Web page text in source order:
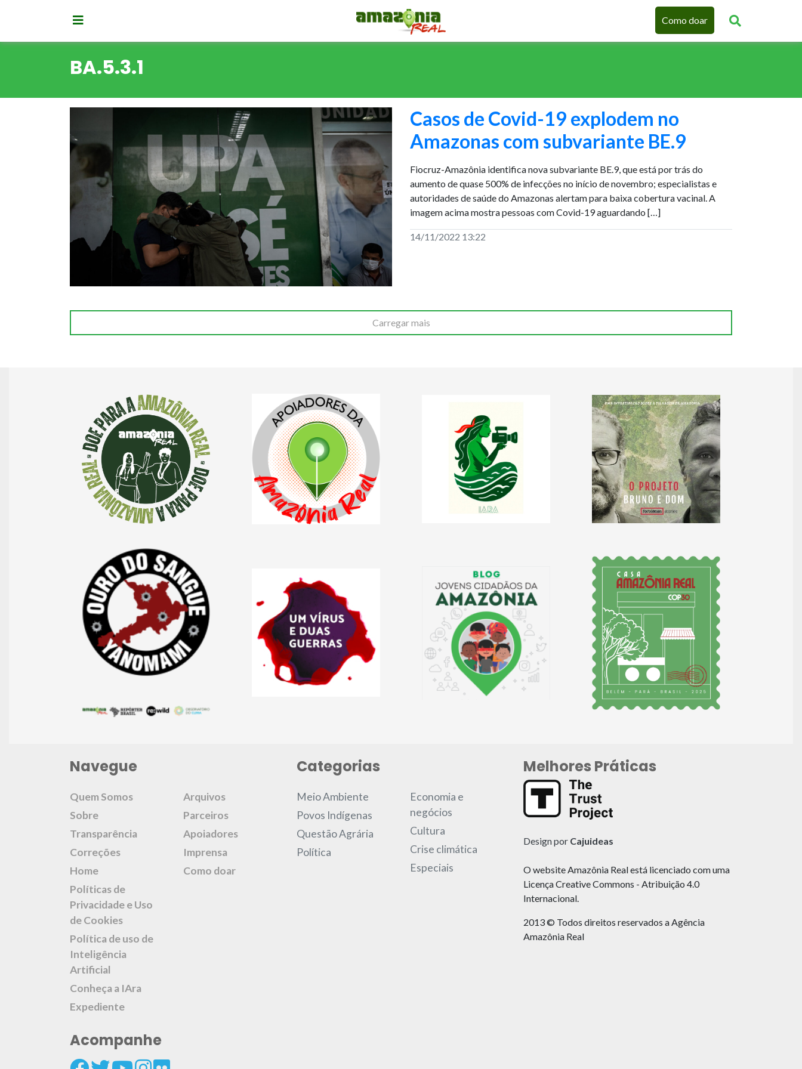
Como doar
BA.5.3.1
Casos de Covid-19 explodem no
Amazonas com subvariante BE.9
Fiocruz-Amazônia identifica nova subvariante BE.9, que está por trás do
aumento de quase 500% de infecções no início de novembro; especialistas e
autoridades de saúde do Amazonas alertam para baixa cobertura vacinal. A
imagem acima mostra pessoas com Covid-19 aguardando […]
14/11/2022 13:22
Carregar mais
Navegue
Quem Somos
Sobre
Transparência
Correções
Home
Políticas de
Privacidade e Uso
de Cookies
Política de uso de
Inteligência
Artificial
Conheça a IAra
Expediente
Arquivos
Parceiros
Apoiadores
Imprensa
Como doar
Acompanhe
Categorias
Meio Ambiente
Povos Indígenas
Questão Agrária
Política
Economia e
negócios
Cultura
Crise climática
Especiais
Melhores Práticas
Design por Cajuideas
O website Amazônia Real está licenciado com uma
Licença Creative Commons - Atribuição 4.0
Internacional.
2013 © Todos direitos reservados a Agência
Amazônia Real